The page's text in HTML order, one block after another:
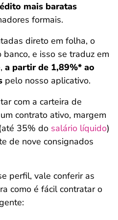
mais baratas
formais.
direto em folha, o
e isso se traduz em
a partir de 1,89%* ao
pelo nosso aplicativo.
com a carteira de
contrato ativo, margem
35% do salário líquido)
de nove consignados
perfil, vale conferir as
como é fácil contratar o